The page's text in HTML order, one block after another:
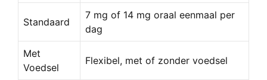
Standaard
7 mg of 14 mg oraal eenmaal per
dag
Met
Voedsel
Flexibel, met of zonder voedsel